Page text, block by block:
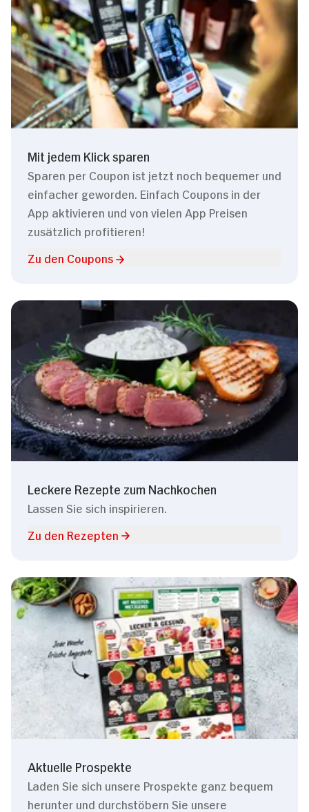
Mit jedem Klick sparen
Sparen per Coupon ist jetzt noch bequemer und
einfacher geworden. Einfach Coupons in der
App aktivieren und von vielen App Preisen
zusätzlich profitieren!
Zu den Coupons
Leckere Rezepte zum Nachkochen
Lassen Sie sich inspirieren.
Zu den Rezepten
Aktuelle Prospekte
Laden Sie sich unsere Prospekte ganz bequem
herunter und durchstöbern Sie unsere